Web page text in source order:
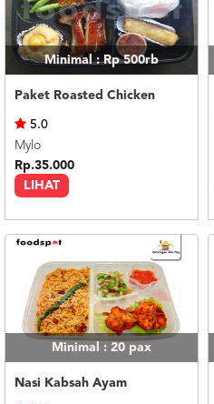
Minimal : Rp 500rb
Paket Roasted Chicken
LIHAT
5.0
Mylo
Rp.35.000
Minimal : 20 pax
Nasi Kabsah Ayam